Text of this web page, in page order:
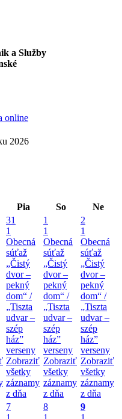
a Služby
2026
Pia So
Ne
31
1
Obecná
súťaž
„Čistý
dvor –
pekný
dom“ /
„Tiszta
udvar –
szép
ház”
verseny
Zobraziť
všetky
záznamy
z dňa
1
1
Obecná
súťaž
„Čistý
dvor –
pekný
dom“ /
„Tiszta
udvar –
szép
ház”
verseny
Zobraziť
všetky
záznamy
z dňa
2
1
Obecná
súťaž
„Čistý
dvor –
pekný
dom“ /
„Tiszta
udvar –
szép
ház”
verseny
Zobraziť
všetky
záznamy
z dňa
7
8
9